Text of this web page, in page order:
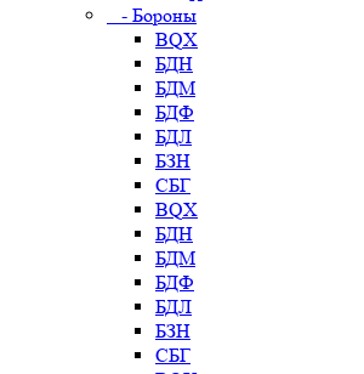
- Бороны
BQX
БДН
БДМ
БДФ
БДЛ
БЗН
СБГ
BQX
БДН
БДМ
БДФ
БДЛ
БЗН
СБГ